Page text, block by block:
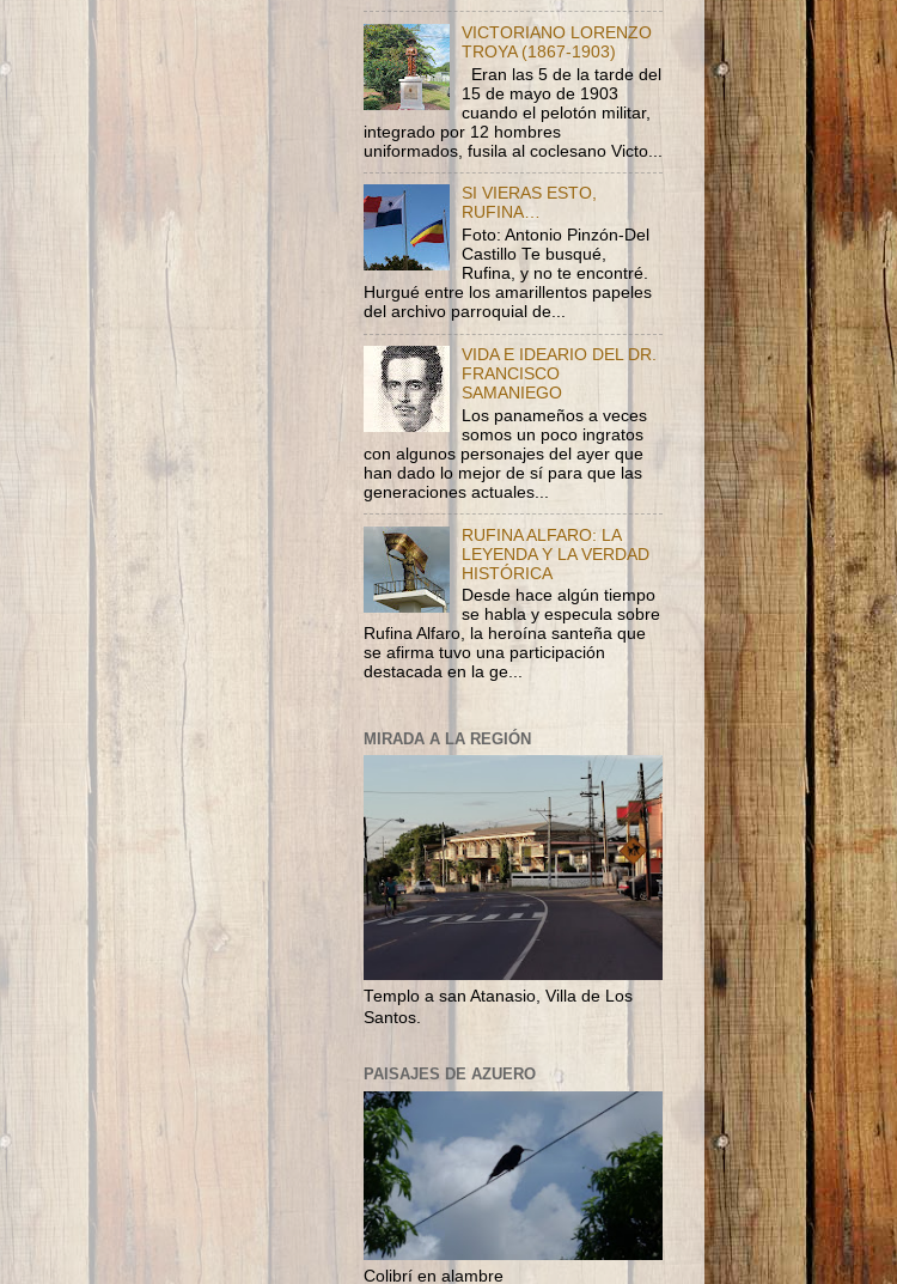
VICTORIANO LORENZO
TROYA (1867-1903)
Eran las 5 de la tarde del
15 de mayo de 1903
cuando el pelotón militar,
integrado por 12 hombres
uniformados, fusila al coclesano Victo...
SI VIERAS ESTO,
RUFINA…
Foto: Antonio Pinzón-Del
Castillo Te busqué,
Rufina, y no te encontré.
Hurgué entre los amarillentos papeles
del archivo parroquial de...
VIDA E IDEARIO DEL DR.
FRANCISCO
SAMANIEGO
Los panameños a veces
somos un poco ingratos
con algunos personajes del ayer que
han dado lo mejor de sí para que las
generaciones actuales...
RUFINA ALFARO: LA
LEYENDA Y LA VERDAD
HISTÓRICA
Desde hace algún tiempo
se habla y especula sobre
Rufina Alfaro, la heroína santeña que
se afirma tuvo una participación
destacada en la ge...
MIRADA A LA REGIÓN
Templo a san Atanasio, Villa de Los
Santos.
PAISAJES DE AZUERO
Colibrí en alambre